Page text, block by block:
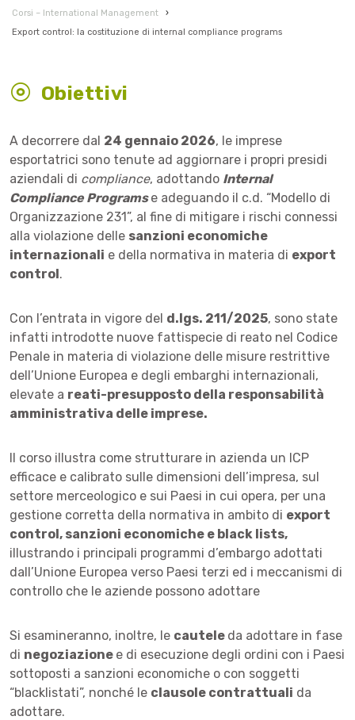
Corsi – International Management
›
Export control: la costituzione di internal compliance programs
Obiettivi
A decorrere dal 24 gennaio 2026, le imprese
esportatrici sono tenute ad aggiornare i propri presidi
aziendali di compliance, adottando Internal
Compliance Programse adeguando il c.d. “Modello di
Organizzazione 231”, al fine di mitigare i rischi connessi
alla violazione delle sanzioni economiche
internazionali e della normativa in materia di export
control.
Con l’entrata in vigore del d.lgs. 211/2025, sono state
infatti introdotte nuove fattispecie di reato nel Codice
Penale in materia di violazione delle misure restrittive
dell’Unione Europea e degli embarghi internazionali,
elevate a reati-presupposto della responsabilità
amministrativa delle imprese.
Il corso illustra come strutturare in azienda un ICP
efficace e calibrato sulle dimensioni dell’impresa, sul
settore merceologico e sui Paesi in cui opera, per una
gestione corretta della normativa in ambito di export
control, sanzioni economiche e black lists,
illustrando i principali programmi d’embargo adottati
dall’Unione Europea verso Paesi terzi ed i meccanismi di
controllo che le aziende possono adottare
Si esamineranno, inoltre, le cautele da adottare in fase
di negoziazione e di esecuzione degli ordini con i Paesi
sottoposti a sanzioni economiche o con soggetti
“blacklistati”, nonché le clausole contrattuali da
adottare.